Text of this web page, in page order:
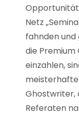
Netz
fahnden und
die Premium
einzahlen,
Ghostwriter,
Referaten